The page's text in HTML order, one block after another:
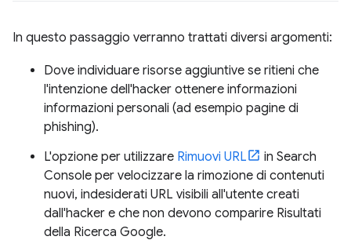
In questo passaggio verranno trattati diversi argomenti:
Dove individuare risorse aggiuntive se ritieni che
l'intenzione dell'hacker ottenere informazioni
informazioni personali (ad esempio pagine di
phishing).
L'opzione per utilizzare Rimuovi URL
in Search
Console per velocizzare la rimozione di contenuti
nuovi, indesiderati URL visibili all'utente creati
dall'hacker e che non devono comparire Risultati
della Ricerca Google.